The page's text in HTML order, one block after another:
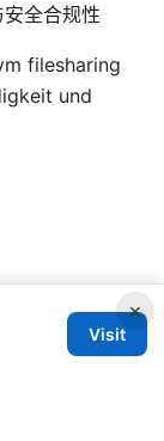
全合规性
filesharing
und
×
Visit